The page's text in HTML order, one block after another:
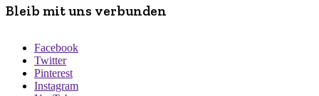
Bleib mit uns verbunden
Facebook
Twitter
Pinterest
Instagram